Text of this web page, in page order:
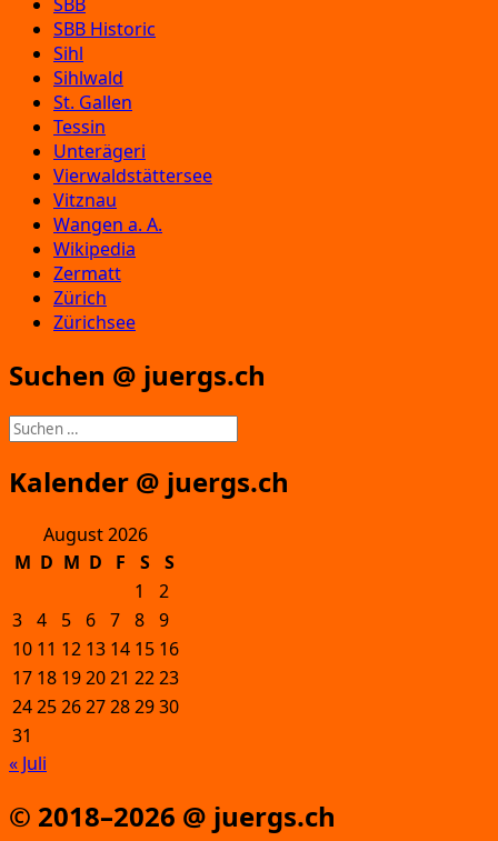
SBB Historic
Sihl
Sihlwald
St. Gallen
Tessin
Unterägeri
Vierwaldstättersee
Vitznau
Wangen a. A.
Wikipedia
Zermatt
Zürich
Zürichsee
Suchen @ juergs.ch
Suchen
nach:
Kalender @ juergs.ch
August 2026
M D M D F S
S
1
2
3 4 5 6 7 8 9
10 11 12 13 14 15 16
17 18 192021 2223
24252627282930
31
« Juli
© 2018–2026 @ juergs.ch